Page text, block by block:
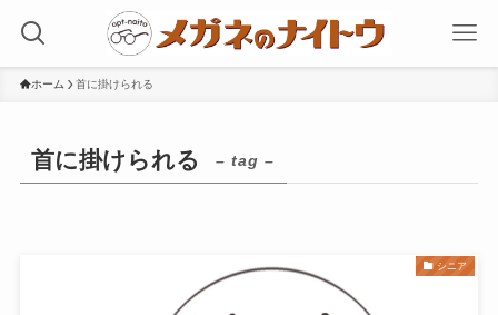
ホーム 首に掛けられる
首に掛けられる – tag –
シニア